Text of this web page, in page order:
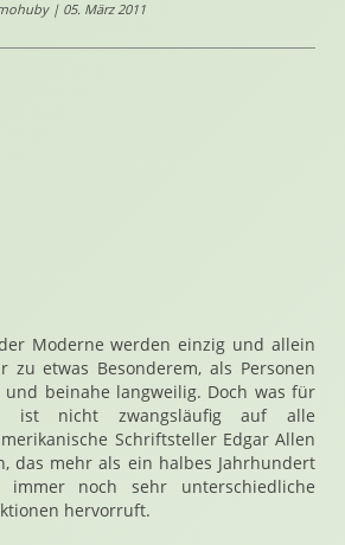
| 05. März 2011
Moderne werden einzig und allein
etwas Besonderem, als Personen
beinahe langweilig. Doch was für
ist nicht zwangsläufig auf alle
Schriftsteller Edgar Allen
das mehr als ein halbes Jahrhundert
immer noch sehr unterschiedliche
hervorruft.